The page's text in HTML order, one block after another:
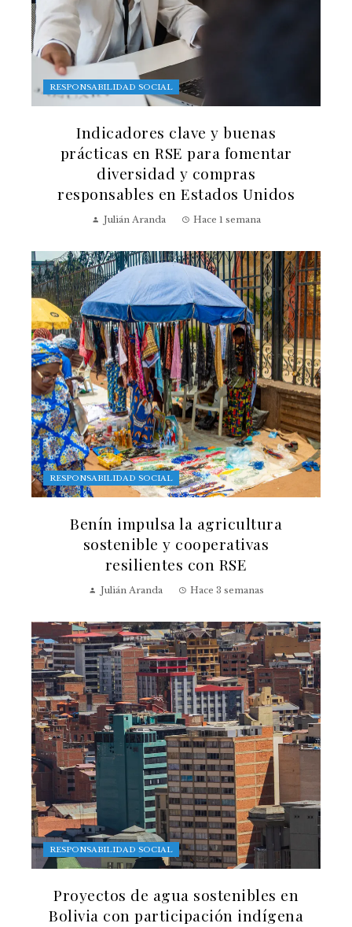
RESPONSABILIDAD SOCIAL
Indicadores clave y buenas
prácticas en RSE para fomentar
diversidad y compras
responsables en Estados Unidos
Julián Aranda Hace 1 semana
RESPONSABILIDAD SOCIAL
Benín impulsa la agricultura
sostenible y cooperativas
resilientes con RSE
Julián Aranda Hace 3 semanas
RESPONSABILIDAD SOCIAL
Proyectos de agua sostenibles en
Bolivia con participación indígena